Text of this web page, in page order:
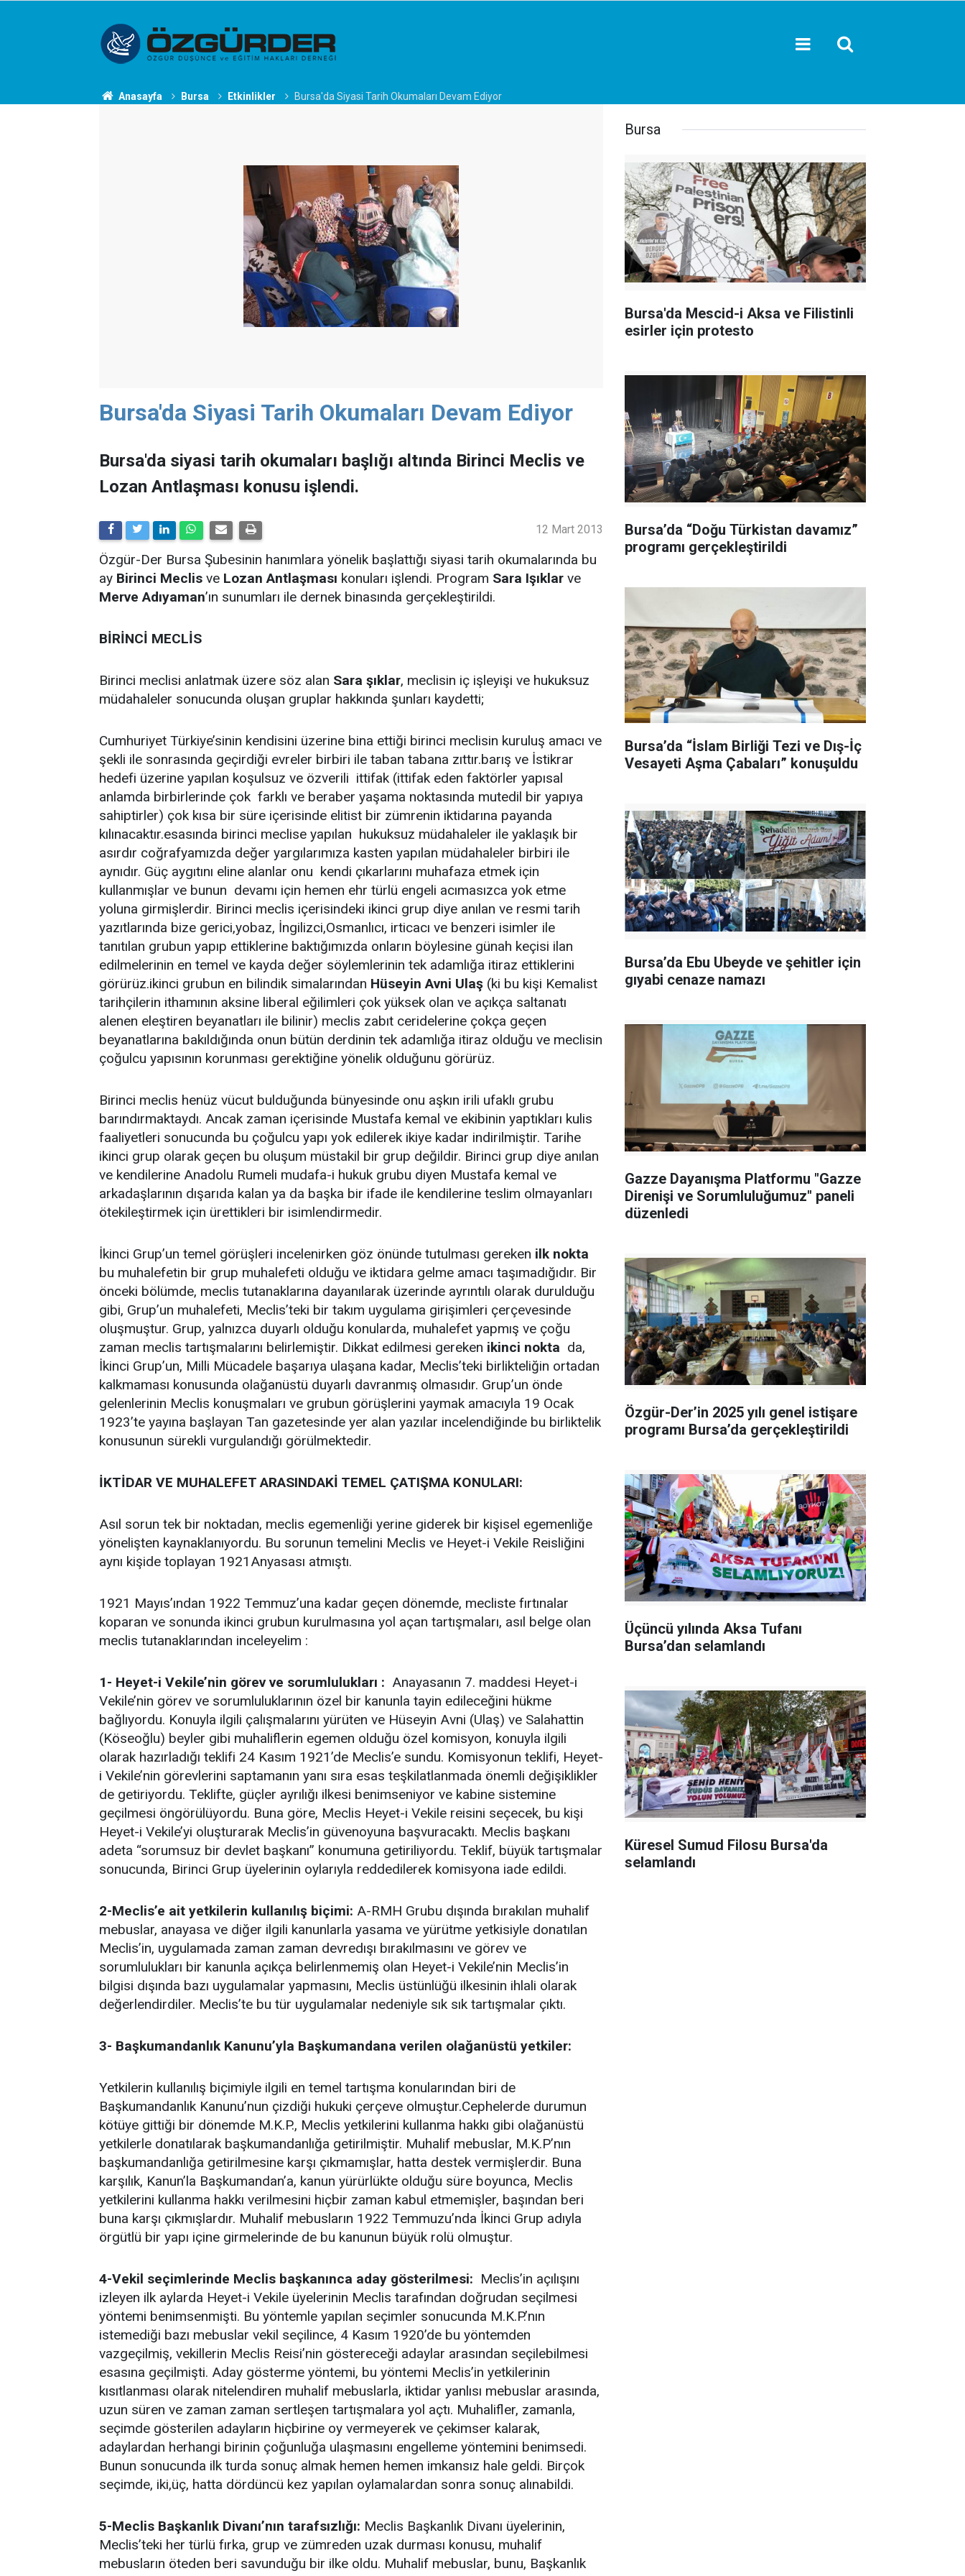
Anasayfa Bursa Etkinlikler Bursa'da Siyasi Tarih Okumaları Devam Ediyor
Bursa'da Siyasi Tarih Okumaları Devam Ediyor
Bursa'da siyasi tarih okumaları başlığı altında Birinci Meclis ve
Lozan Antlaşması konusu işlendi.
12 Mart 2013
Özgür-Der Bursa Şubesinin hanımlara yönelik başlattığı siyasi tarih okumalarında bu
ay Birinci Meclis ve Lozan Antlaşması konuları işlendi. Program Sara Işıklar ve
Merve Adıyaman’ın sunumları ile dernek binasında gerçekleştirildi.
BİRİNCİ MECLİS
Birinci meclisi anlatmak üzere söz alan Sara şıklar, meclisin iç işleyişi ve hukuksuz
müdahaleler sonucunda oluşan gruplar hakkında şunları kaydetti;
Cumhuriyet Türkiye’sinin kendisini üzerine bina ettiği birinci meclisin kuruluş amacı ve
şekli ile sonrasında geçirdiği evreler birbiri ile taban tabana zıttır.barış ve İstikrar
hedefi üzerine yapılan koşulsuz ve özverili ittifak (ittifak eden faktörler yapısal
anlamda birbirlerinde çok farklı ve beraber yaşama noktasında mutedil bir yapıya
sahiptirler) çok kısa bir süre içerisinde elitist bir zümrenin iktidarına payanda
kılınacaktır.esasında birinci meclise yapılan hukuksuz müdahaleler ile yaklaşık bir
asırdır coğrafyamızda değer yargılarımıza kasten yapılan müdahaleler birbiri ile
aynıdır. Güç aygıtını eline alanlar onu kendi çıkarlarını muhafaza etmek için
kullanmışlar ve bunun devamı için hemen ehr türlü engeli acımasızca yok etme
yoluna girmişlerdir. Birinci meclis içerisindeki ikinci grup diye anılan ve resmi tarih
yazıtlarında bize gerici,yobaz, İngilizci,Osmanlıcı, irticacı ve benzeri isimler ile
tanıtılan grubun yapıp ettiklerine baktığımızda onların böylesine günah keçisi ilan
edilmelerinin en temel ve kayda değer söylemlerinin tek adamlığa itiraz ettiklerini
görürüz.ikinci grubun en bilindik simalarından Hüseyin Avni Ulaş (ki bu kişi Kemalist
tarihçilerin ithamının aksine liberal eğilimleri çok yüksek olan ve açıkça saltanatı
alenen eleştiren beyanatları ile bilinir) meclis zabıt ceridelerine çokça geçen
beyanatlarına bakıldığında onun bütün derdinin tek adamlığa itiraz olduğu ve meclisin
çoğulcu yapısının korunması gerektiğine yönelik olduğunu görürüz.
Birinci meclis henüz vücut bulduğunda bünyesinde onu aşkın irili ufaklı grubu
barındırmaktaydı. Ancak zaman içerisinde Mustafa kemal ve ekibinin yaptıkları kulis
faaliyetleri sonucunda bu çoğulcu yapı yok edilerek ikiye kadar indirilmiştir. Tarihe
ikinci grup olarak geçen bu oluşum müstakil bir grup değildir. Birinci grup diye anılan
ve kendilerine Anadolu Rumeli mudafa-i hukuk grubu diyen Mustafa kemal ve
arkadaşlarının dışarıda kalan ya da başka bir ifade ile kendilerine teslim olmayanları
ötekileştirmek için ürettikleri bir isimlendirmedir.
İkinci Grup’un temel görüşleri incelenirken göz önünde tutulması gereken ilk nokta
bu muhalefetin bir grup muhalefeti olduğu ve iktidara gelme amacı taşımadığıdır. Bir
önceki bölümde, meclis tutanaklarına dayanılarak üzerinde ayrıntılı olarak durulduğu
gibi, Grup’un muhalefeti, Meclis’teki bir takım uygulama girişimleri çerçevesinde
oluşmuştur. Grup, yalnızca duyarlı olduğu konularda, muhalefet yapmış ve çoğu
zaman meclis tartışmalarını belirlemiştir. Dikkat edilmesi gereken ikinci nokta da,
İkinci Grup’un, Milli Mücadele başarıya ulaşana kadar, Meclis’teki birlikteliğin ortadan
kalkmaması konusunda olağanüstü duyarlı davranmış olmasıdır. Grup’un önde
gelenlerinin Meclis konuşmaları ve grubun görüşlerini yaymak amacıyla 19 Ocak
1923’te yayına başlayan Tan gazetesinde yer alan yazılar incelendiğinde bu birliktelik
konusunun sürekli vurgulandığı görülmektedir.
İKTİDAR VE MUHALEFET ARASINDAKİ TEMEL ÇATIŞMA KONULARI:
Asıl sorun tek bir noktadan, meclis egemenliği yerine giderek bir kişisel egemenliğe
yönelişten kaynaklanıyordu. Bu sorunun temelini Meclis ve Heyet-i Vekile Reisliğini
aynı kişide toplayan 1921Anyasası atmıştı.
1921 Mayıs’ından 1922 Temmuz’una kadar geçen dönemde, mecliste fırtınalar
koparan ve sonunda ikinci grubun kurulmasına yol açan tartışmaları, asıl belge olan
meclis tutanaklarından inceleyelim :
1- Heyet-i Vekile’nin görev ve sorumlulukları : Anayasanın 7. maddesi Heyet-i
Vekile’nin görev ve sorumluluklarının özel bir kanunla tayin edileceğini hükme
bağlıyordu. Konuyla ilgili çalışmalarını yürüten ve Hüseyin Avni (Ulaş) ve Salahattin
(Köseoğlu) beyler gibi muhaliflerin egemen olduğu özel komisyon, konuyla ilgili
olarak hazırladığı teklifi 24 Kasım 1921’de Meclis’e sundu. Komisyonun teklifi, Heyet-
i Vekile’nin görevlerini saptamanın yanı sıra esas teşkilatlanmada önemli değişiklikler
de getiriyordu. Teklifte, güçler ayrılığı ilkesi benimseniyor ve kabine sistemine
geçilmesi öngörülüyordu. Buna göre, Meclis Heyet-i Vekile reisini seçecek, bu kişi
Heyet-i Vekile’yi oluşturarak Meclis’in güvenoyuna başvuracaktı. Meclis başkanı
adeta “sorumsuz bir devlet başkanı” konumuna getiriliyordu. Teklif, büyük tartışmalar
sonucunda, Birinci Grup üyelerinin oylarıyla reddedilerek komisyona iade edildi.
2-Meclis’e ait yetkilerin kullanılış biçimi: A-RMH Grubu dışında bırakılan muhalif
mebuslar, anayasa ve diğer ilgili kanunlarla yasama ve yürütme yetkisiyle donatılan
Meclis’in, uygulamada zaman zaman devredışı bırakılmasını ve görev ve
sorumlulukları bir kanunla açıkça belirlenmemiş olan Heyet-i Vekile’nin Meclis’in
bilgisi dışında bazı uygulamalar yapmasını, Meclis üstünlüğü ilkesinin ihlali olarak
değerlendirdiler. Meclis’te bu tür uygulamalar nedeniyle sık sık tartışmalar çıktı.
3- Başkumandanlık Kanunu’yla Başkumandana verilen olağanüstü yetkiler:
Yetkilerin kullanılış biçimiyle ilgili en temel tartışma konularından biri de
Başkumandanlık Kanunu’nun çizdiği hukuki çerçeve olmuştur.Cephelerde durumun
kötüye gittiği bir dönemde M.K.P., Meclis yetkilerini kullanma hakkı gibi olağanüstü
yetkilerle donatılarak başkumandanlığa getirilmiştir. Muhalif mebuslar, M.K.P’nın
başkumandanlığa getirilmesine karşı çıkmamışlar, hatta destek vermişlerdir. Buna
karşılık, Kanun’la Başkumandan’a, kanun yürürlükte olduğu süre boyunca, Meclis
yetkilerini kullanma hakkı verilmesini hiçbir zaman kabul etmemişler, başından beri
buna karşı çıkmışlardır. Muhalif mebusların 1922 Temmuzu’nda İkinci Grup adıyla
örgütlü bir yapı içine girmelerinde de bu kanunun büyük rolü olmuştur.
4-Vekil seçimlerinde Meclis başkanınca aday gösterilmesi: Meclis’in açılışını
izleyen ilk aylarda Heyet-i Vekile üyelerinin Meclis tarafından doğrudan seçilmesi
yöntemi benimsenmişti. Bu yöntemle yapılan seçimler sonucunda M.K.P.’nın
istemediği bazı mebuslar vekil seçilince, 4 Kasım 1920’de bu yöntemden
vazgeçilmiş, vekillerin Meclis Reisi’nin göstereceği adaylar arasından seçilebilmesi
esasına geçilmişti. Aday gösterme yöntemi, bu yöntemi Meclis’in yetkilerinin
kısıtlanması olarak nitelendiren muhalif mebuslarla, iktidar yanlısı mebuslar arasında,
uzun süren ve zaman zaman sertleşen tartışmalara yol açtı. Muhalifler, zamanla,
seçimde gösterilen adayların hiçbirine oy vermeyerek ve çekimser kalarak,
adaylardan herhangi birinin çoğunluğa ulaşmasını engelleme yöntemini benimsedi.
Bunun sonucunda ilk turda sonuç almak hemen hemen imkansız hale geldi. Birçok
seçimde, iki,üç, hatta dördüncü kez yapılan oylamalardan sonra sonuç alınabildi.
5-Meclis Başkanlık Divanı’nın tarafsızlığı: Meclis Başkanlık Divanı üyelerinin,
Meclis’teki her türlü fırka, grup ve zümreden uzak durması konusu, muhalif
mebusların öteden beri savunduğu bir ilke oldu. Muhalif mebuslar, bunu, Başkanlık
Bursa
Bursa'da Mescid-i Aksa ve Filistinli
esirler için protesto
Bursa’da “Doğu Türkistan davamız”
programı gerçekleştirildi
Bursa’da “İslam Birliği Tezi ve Dış-İç
Vesayeti Aşma Çabaları” konuşuldu
Bursa’da Ebu Ubeyde ve şehitler için
gıyabi cenaze namazı
Gazze Dayanışma Platformu "Gazze
Direnişi ve Sorumluluğumuz" paneli
düzenledi
Özgür-Der’in 2025 yılı genel istişare
programı Bursa’da gerçekleştirildi
Üçüncü yılında Aksa Tufanı
Bursa’dan selamlandı
Küresel Sumud Filosu Bursa'da
selamlandı